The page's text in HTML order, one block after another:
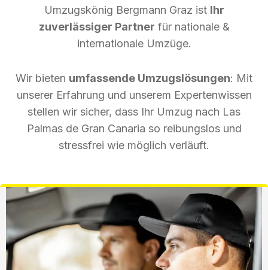
Umzugskönig Bergmann Graz ist Ihr
zuverlässiger Partner für nationale &
internationale Umzüge.
Wir bieten umfassende Umzugslösungen: Mit
unserer Erfahrung und unserem Expertenwissen
stellen wir sicher, dass Ihr Umzug nach Las
Palmas de Gran Canaria so reibungslos und
stressfrei wie möglich verläuft.